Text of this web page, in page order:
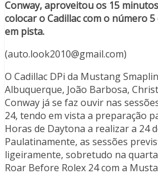
Conway, aproveitou os 15
colocar o Cadillac com o número
em pista.
(auto.look2010@gmail.com)
O Cadillac DPi da Mustang
Albuquerque, João Barbosa,
Conway já se faz ouvir nas
24, tendo em vista a preparação
Horas de Daytona a realizar a 24
Paulatinamente, as sessões
ligeiramente, sobretudo na
Roar Before Rolex 24 com a